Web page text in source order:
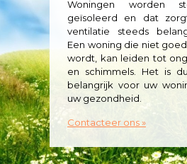
Woningen worden
geïsoleerd en dat
ventilatie steeds
Een woning die niet
wordt, kan leiden tot
en schimmels. Het is
belangrijk voor uw
uw gezondheid.
Contacteer ons »